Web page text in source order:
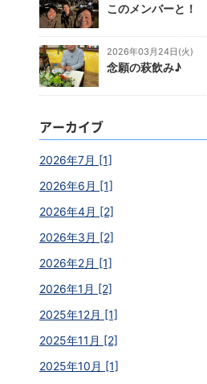
このメンバーと！
2026年03月24日(火)
念願の萩飲み♪
アーカイブ
2026年7月 [1]
2026年6月 [1]
2026年4月 [2]
2026年3月 [2]
2026年2月 [1]
2026年1月 [2]
2025年12月 [1]
2025年11月 [2]
2025年10月 [1]